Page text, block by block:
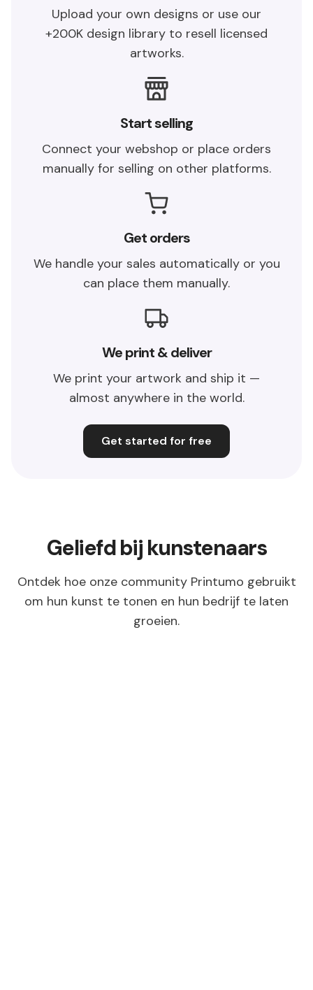
Upload your own designs or use our
+200K design library to resell licensed
artworks.
Start selling
Connect your webshop or place orders
manually for selling on other platforms.
Get orders
We handle your sales automatically or you
can place them manually.
We print & deliver
We print your artwork and ship it —
almost anywhere in the world.
Get started for free
Geliefd bij kunstenaars
Ontdek hoe onze community Printumo gebruikt
om hun kunst te tonen en hun bedrijf te laten
groeien.